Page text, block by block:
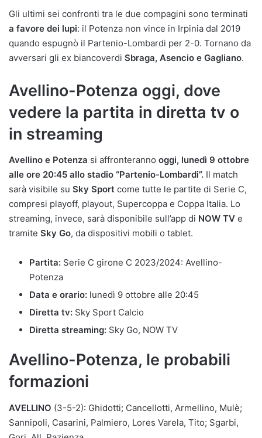
Gli ultimi sei confronti tra le due compagini sono terminati
a favore dei lupi: il Potenza non vince in Irpinia dal 2019
quando espugnò il Partenio-Lombardi per 2-0. Tornano da
avversari gli ex biancoverdi Sbraga, Asencio e Gagliano.
Avellino-Potenza oggi, dove
vedere la partita in diretta tv o
in streaming
Avellino e Potenza si affronteranno oggi, lunedì 9 ottobre
alle ore 20:45 allo stadio “Partenio-Lombardi”. Il match
sarà visibile su Sky Sport come tutte le partite di Serie C,
compresi playoff, playout, Supercoppa e Coppa Italia. Lo
streaming, invece, sarà disponibile sull’app di NOW TV e
tramite Sky Go, da dispositivi mobili o tablet.
Partita: Serie C girone C 2023/2024: Avellino-
Potenza
Data e orario: lunedì 9 ottobre alle 20:45
Diretta tv: Sky Sport Calcio
Diretta streaming: Sky Go, NOW TV
Avellino-Potenza, le probabili
formazioni
AVELLINO (3-5-2): Ghidotti; Cancellotti, Armellino, Mulè;
Sannipoli, Casarini, Palmiero, Lores Varela, Tito; Sgarbi,